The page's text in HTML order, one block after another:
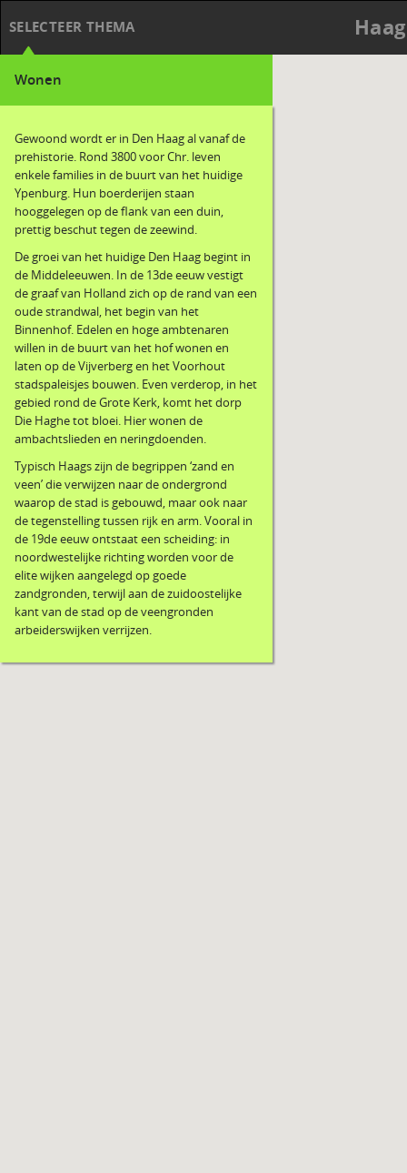
SELECTEER THEMA
Wonen
Gewoond wordt er in Den Haag al vanaf de
prehistorie. Rond 3800 voor Chr. leven
enkele families in de buurt van het huidige
Ypenburg. Hun boerderijen staan
hooggelegen op de flank van een duin,
prettig beschut tegen de zeewind.
De groei van het huidige Den Haag begint in
de Middeleeuwen. In de 13de eeuw vestigt
de graaf van Holland zich op de rand van een
oude strandwal, het begin van het
Binnenhof. Edelen en hoge ambtenaren
willen in de buurt van het hof wonen en
laten op de Vijverberg en het Voorhout
stadspaleisjes bouwen. Even verderop, in het
gebied rond de Grote Kerk, komt het dorp
Die Haghe tot bloei. Hier wonen de
ambachtslieden en neringdoenden.
Typisch Haags zijn de begrippen ‘zand en
veen’ die verwijzen naar de ondergrond
waarop de stad is gebouwd, maar ook naar
de tegenstelling tussen rijk en arm. Vooral in
de 19de eeuw ontstaat een scheiding: in
noordwestelijke richting worden voor de
elite wijken aangelegd op goede
zandgronden, terwijl aan de zuidoostelijke
kant van de stad op de veengronden
arbeiderswijken verrijzen.